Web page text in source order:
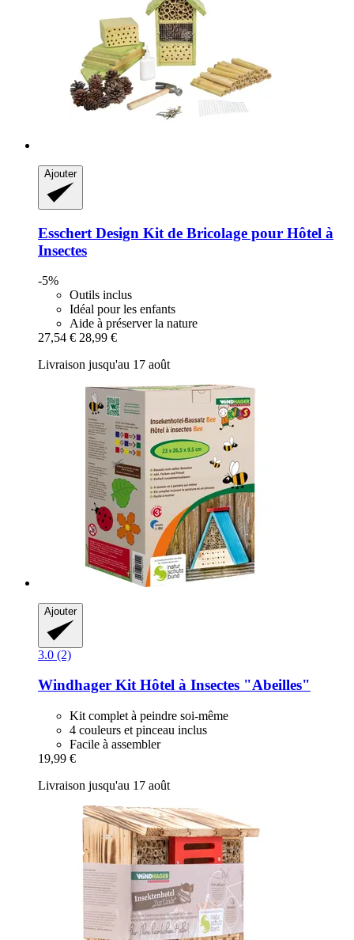
Ajouter
Esschert Design Kit de Bricolage pour Hôtel à
Insectes
-5%
Outils inclus
Idéal pour les enfants
Aide à préserver la nature
27,54 € 28,99 €
Livraison jusqu'au 17 août
Ajouter
3.0 (2)
Windhager Kit Hôtel à Insectes "Abeilles"
Kit complet à peindre soi-même
4 couleurs et pinceau inclus
Facile à assembler
19,99 €
Livraison jusqu'au 17 août